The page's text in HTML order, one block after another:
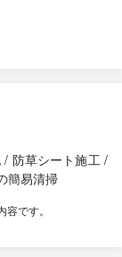
/ 防草シート施工 /
簡易清掃
です。